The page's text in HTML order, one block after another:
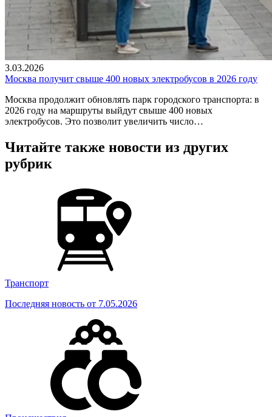
3.03.2026
Москва получит свыше 400 новых электробусов в 2026 году
Москва продолжит обновлять парк городского транспорта: в
2026 году на маршруты выйдут свыше 400 новых
электробусов. Это позволит увеличить число…
Читайте также новости из других
рубрик
Транспорт
Последняя новость от 7.05.2026